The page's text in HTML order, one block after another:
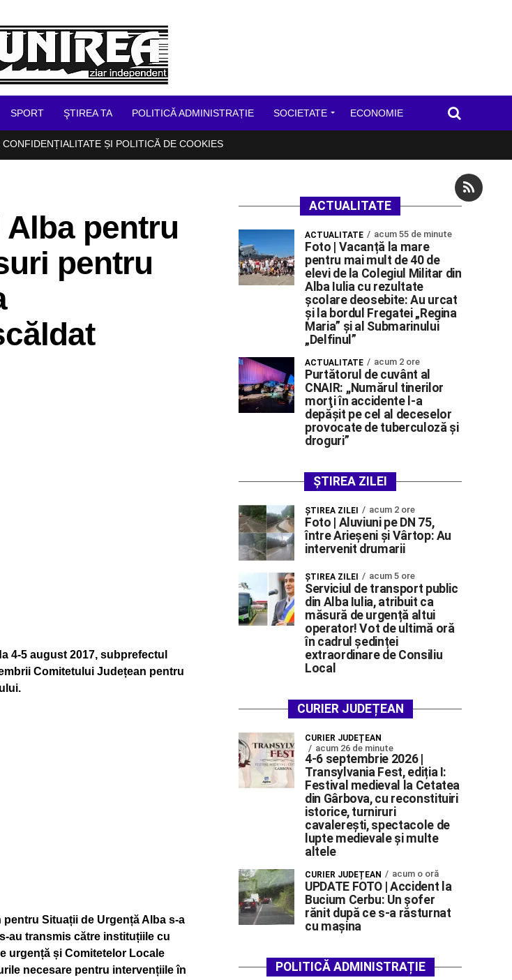
SPORT ŞTIREA TA POLITICĂ ADMINISTRAȚIE SOCIETATE ECONOMIE
CONFIDENȚIALITATE ȘI POLITICĂ DE COOKIES
Alba pentru
pentru
4-5 august 2017, subprefectul
Comitetului Județean pentru
Situații de Urgență Alba s-a
au transmis către instituțiile cu
urgență și Comitetelor Locale
necesare pentru intervențiile în
ACTUALITATE
ACTUALITATE acum 55 de minute
Foto | Vacanță la mare
pentru mai mult de 40 de
elevi de la Colegiul Militar din
Alba Iulia cu rezultate
școlare deosebite: Au urcat
și la bordul Fregatei „Regina
Maria” și al Submarinului
„Delfinul”
ACTUALITATE acum 2 ore
Purtătorul de cuvânt al
CNAIR: ,,Numărul tinerilor
morţi în accidente l-a
depăşit pe cel al deceselor
provocate de tuberculoză şi
droguri”
ȘTIREA ZILEI
ŞTIREA ZILEI acum 2 ore
Foto | Aluviuni pe DN 75,
între Arieșeni și Vârtop: Au
intervenit drumarii
ŞTIREA ZILEI acum 5 ore
Serviciul de transport public
din Alba Iulia, atribuit ca
măsură de urgență altui
operator! Vot de ultimă oră
în cadrul ședinței
extraordinare de Consiliu
Local
CURIER JUDEȚEAN
CURIER JUDEȚEAN
acum 26 de minute
4-6 septembrie 2026 |
Transylvania Fest, ediția I:
Festival medieval la Cetatea
din Gârbova, cu reconstituiri
istorice, turniruri
cavalerești, spectacole de
lupte medievale și multe
altele
CURIER JUDEȚEAN acum o oră
UPDATE FOTO | Accident la
Bucium Cerbu: Un șofer
rănit după ce s-a răsturnat
cu mașina
POLITICĂ ADMINISTRAȚIE